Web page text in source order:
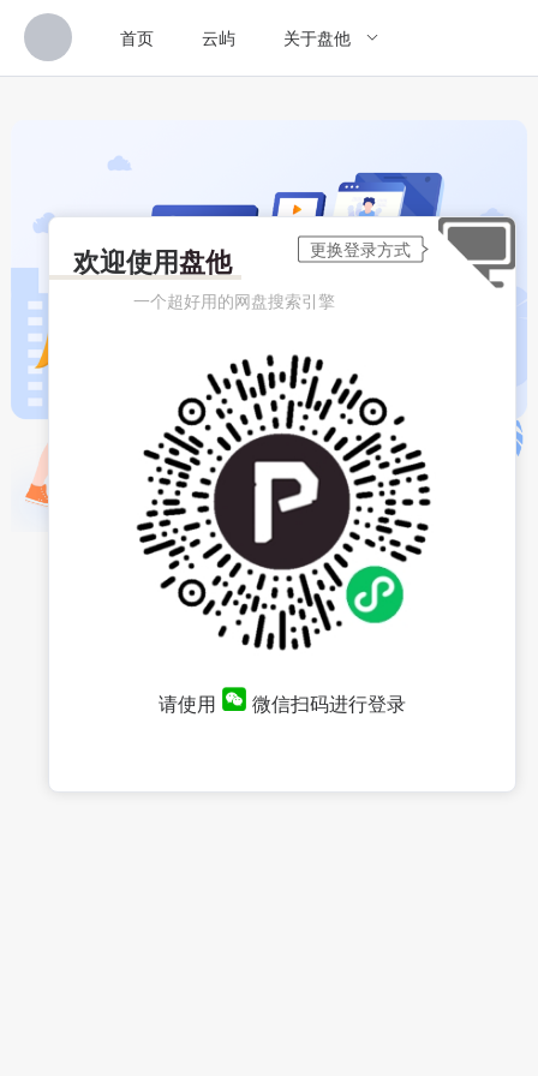
首页 云屿 关于盘他
欢迎使用盘他
一个超好用的网盘搜索引擎
请使用 微信扫码进行登录